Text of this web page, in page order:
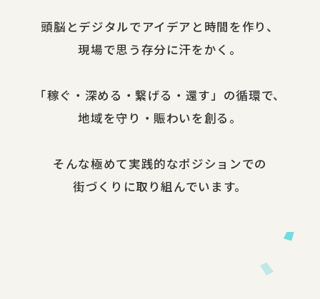
頭脳と​デジタルで​アイデアと​時間を​作り、​
現場で​思う​存分に​汗を​かく。
​「稼ぐ・​深める​・繋げる・還す」の​循環で、​
地域を​守り・​賑わいを​創る。
​そんな​極めて​実践的な​ポジションでの​
街づくりに​取り組んでいます。​